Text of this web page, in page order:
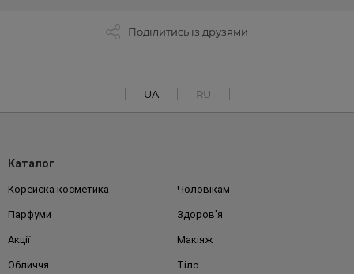
Поділитись із друзями
UA RU
Каталог
Корейска косметика Чоловікам
Парфуми Здоров'я
Акції Макіяж
Обличчя Тіло